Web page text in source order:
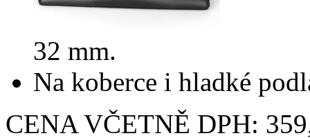
32 mm.
Na koberce i hladké
CENA VČETNĚ DPH: